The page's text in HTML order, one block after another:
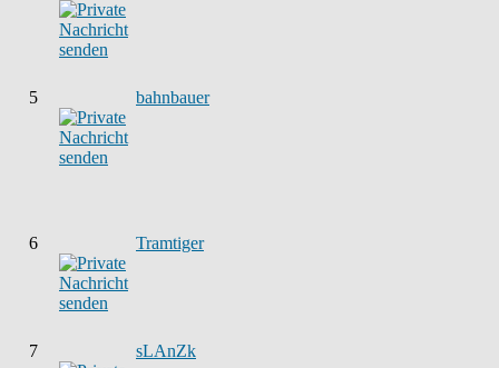
5 bahnbauer
6 Tramtiger
7 sLAnZk